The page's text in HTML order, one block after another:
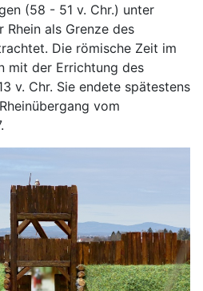
(58 - 51 v. Chr.) unter
Rhein als Grenze des
Die römische Zeit im
mit der Errichtung des
v. Chr. Sie endete spätestens
vom